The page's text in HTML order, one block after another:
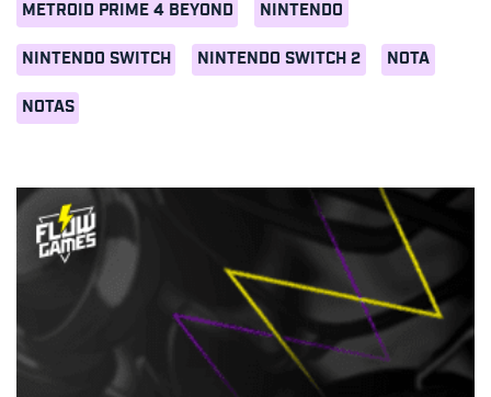
METROID PRIME 4 BEYOND NINTENDO
NINTENDO SWITCH NINTENDO SWITCH 2 NOTA
NOTAS